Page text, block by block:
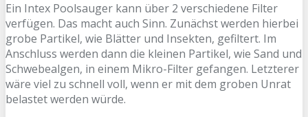
Ein Intex Poolsauger kann über 2 verschiedene Filter
verfügen. Das macht auch Sinn. Zunächst werden hierbei
grobe Partikel, wie Blätter und Insekten, gefiltert. Im
Anschluss werden dann die kleinen Partikel, wie Sand und
Schwebealgen, in einem Mikro-Filter gefangen. Letzterer
wäre viel zu schnell voll, wenn er mit dem groben Unrat
belastet werden würde.